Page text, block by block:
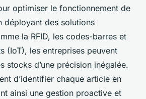
optimiser le fonctionnement de
déployant des solutions
la RFID, les codes-barres et
(IoT), les entreprises peuvent
stocks d’une précision inégalée.
d’identifier chaque article en
ainsi une gestion proactive et